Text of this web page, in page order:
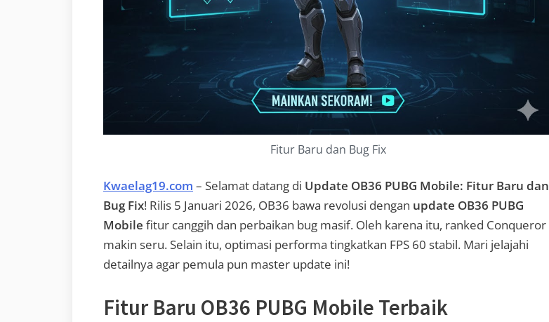
Fitur Baru dan Bug Fix
Kwaelag19.com – Selamat datang di Update OB36 PUBG Mobile: Fitur Baru dan
Bug Fix! Rilis 5 Januari 2026, OB36 bawa revolusi dengan update OB36 PUBG
Mobile fitur canggih dan perbaikan bug masif. Oleh karena itu, ranked Conqueror
makin seru. Selain itu, optimasi performa tingkatkan FPS 60 stabil. Mari jelajahi
detailnya agar pemula pun master update ini!
Fitur Baru OB36 PUBG Mobile Terbaik